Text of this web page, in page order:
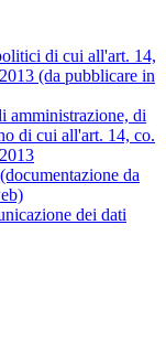
di cui all'art. 14,
(da pubblicare in
amministrazione, di
di cui all'art. 14, co.
da
dei dati